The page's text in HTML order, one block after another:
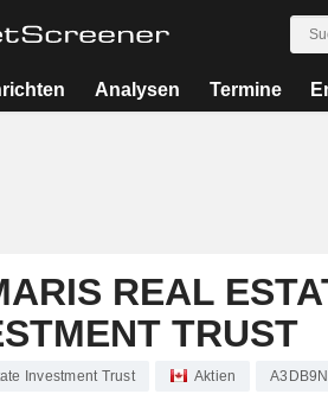
Analysen Termine
REAL
TRUST
Investment Trust Aktien A3DB9N